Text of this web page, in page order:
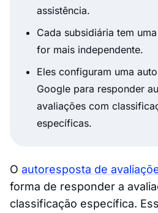
assistência.
Cada subsidiária tem
for mais independente.
Eles configuram uma
Google para responder
avaliações com
específicas.
O autoresposta de
forma de responder a
classificação específica.